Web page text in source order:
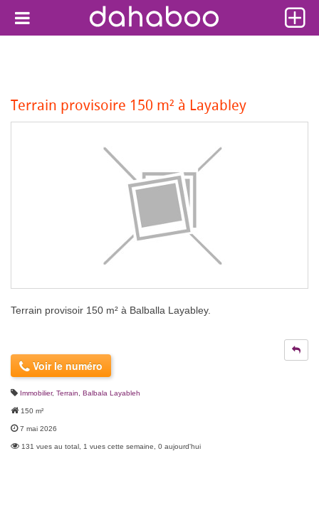
Terrain provisoire 150 m² à Layabley
Terrain provisoir 150 m² à Balballa Layabley.
Voir le numéro
Immobilier, Terrain Balbala Layableh
150 m²
7 mai 2026
131 vues au total, 1 vues cette semaine, 0 aujourd'hui